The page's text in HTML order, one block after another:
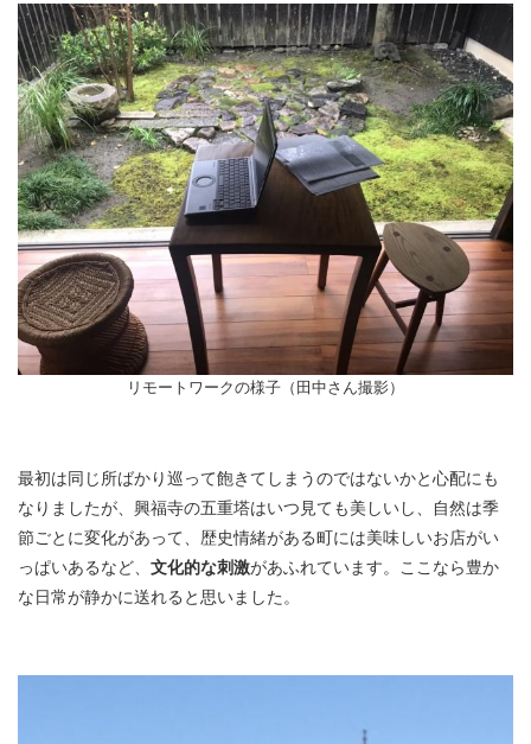
リモートワークの様子（田中さん撮影）
最初は同じ所ばかり巡って飽きてしまうのではないかと心配にも
なりましたが、興福寺の五重塔はいつ見ても美しいし、自然は季
節ごとに変化があって、歴史情緒がある町には美味しいお店がい
っぱいあるなど、 文化的な刺激があふれています。ここなら豊か
な日常が静かに送れると思いました。